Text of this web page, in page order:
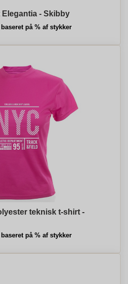
- Skibby
på % af stykker
teknisk t-shirt -
på % af stykker